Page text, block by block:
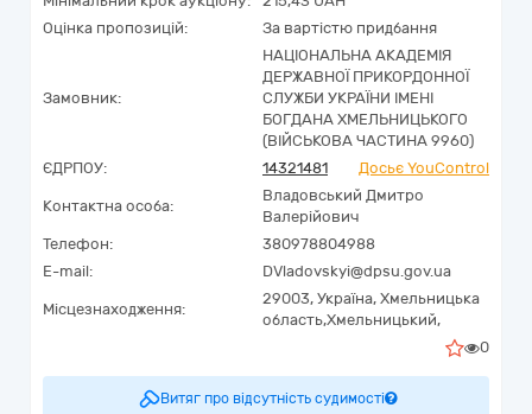
Оцінка пропозицій:
За вартістю придбання
Замовник:
НАЦІОНАЛЬНА АКАДЕМІЯ
ДЕРЖАВНОЇ ПРИКОРДОННОЇ
СЛУЖБИ УКРАЇНИ ІМЕНІ
БОГДАНА ХМЕЛЬНИЦЬКОГО
(ВІЙСЬКОВА ЧАСТИНА 9960)
ЄДРПОУ:
14321481 Досьє YouControl
Контактна особа:
Владовський Дмитро
Валерійович
Телефон:
380978804988
E-mail:
DVladovskyi@dpsu.gov.ua
Місцезнаходження:
29003, Україна, Хмельницька
область,Хмельницький,
0
Витяг про відсутність судимості